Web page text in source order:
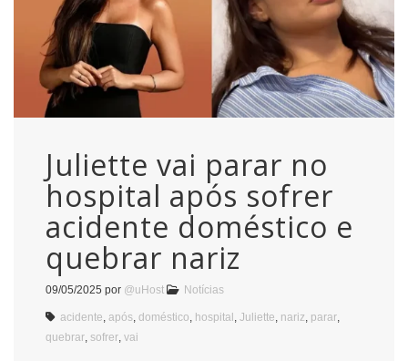
Juliette vai parar no
hospital após sofrer
acidente doméstico e
quebrar nariz
09/05/2025 por @uHost Notícias
acidente após doméstico hospital Juliette nariz parar
quebrar sofrer vai